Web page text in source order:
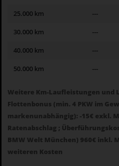
25.000 km ---
30.000 km ---
40.000 km ---
50.000 km ---
Weitere Km-Laufleistungen und
Flottenbonus (min. 4 PKW im
markenunabhängig): -15€ exkl.
Ratenabschlag ;
BMW Welt München) 960€ inkl.
weiteren Kosten